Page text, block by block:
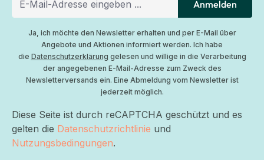
Anmelden
Ja, ich möchte den Newsletter erhalten und per E-Mail über
Angebote und Aktionen informiert werden. Ich habe
die Datenschutzerklärung gelesen und willige in die Verarbeitung
der angegebenen E-Mail-Adresse zum Zweck des
Newsletterversands ein. Eine Abmeldung vom Newsletter ist
jederzeit möglich.
Diese Seite ist durch reCAPTCHA geschützt und es
gelten die Datenschutzrichtlinie und
Nutzungsbedingungen.